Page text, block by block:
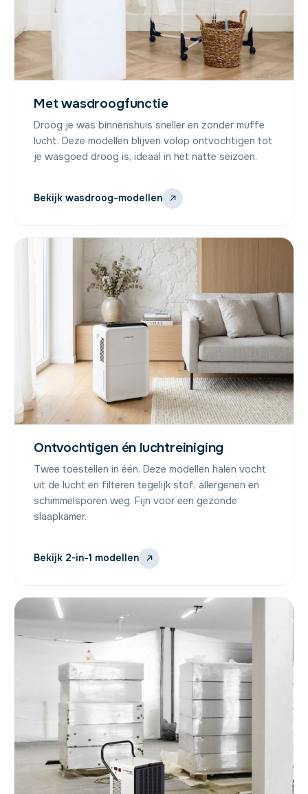
Met wasdroogfunctie
Droog je was binnenshuis sneller en zonder muffe
lucht. Deze modellen blijven volop ontvochtigen tot
je wasgoed droog is, ideaal in het natte seizoen.
Bekijk wasdroog-modellen
Ontvochtigen én luchtreiniging
Twee toestellen in één. Deze modellen halen vocht
uit de lucht en filteren tegelijk stof, allergenen en
schimmelsporen weg. Fijn voor een gezonde
slaapkamer.
Bekijk 2-in-1 modellen